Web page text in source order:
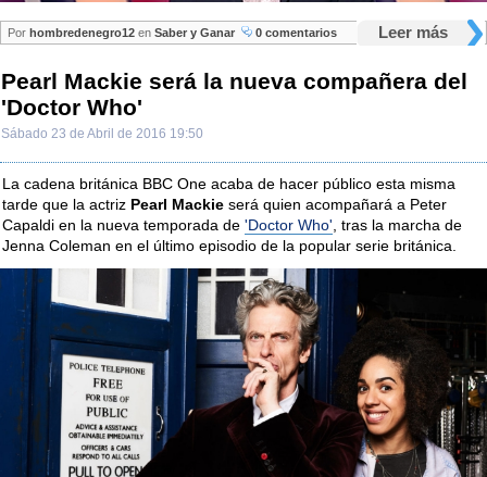
Leer más
Por hombredenegro12 en Saber y Ganar 0 comentarios
Pearl Mackie será la nueva compañera del
'Doctor Who'
Sábado 23 de Abril de 2016 19:50
La cadena británica BBC One acaba de hacer público esta misma
tarde que la actriz Pearl Mackie será quien acompañará a Peter
Capaldi en la nueva temporada de 'Doctor Who' , tras la marcha de
Jenna Coleman en el último episodio de la popular serie británica.